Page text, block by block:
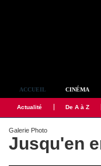
ACCUEIL CINÉMA
Actualité De A à Z
Galerie Photo
Jusqu'en